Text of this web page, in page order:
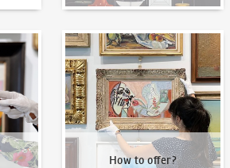
How to offer?
How to offer?